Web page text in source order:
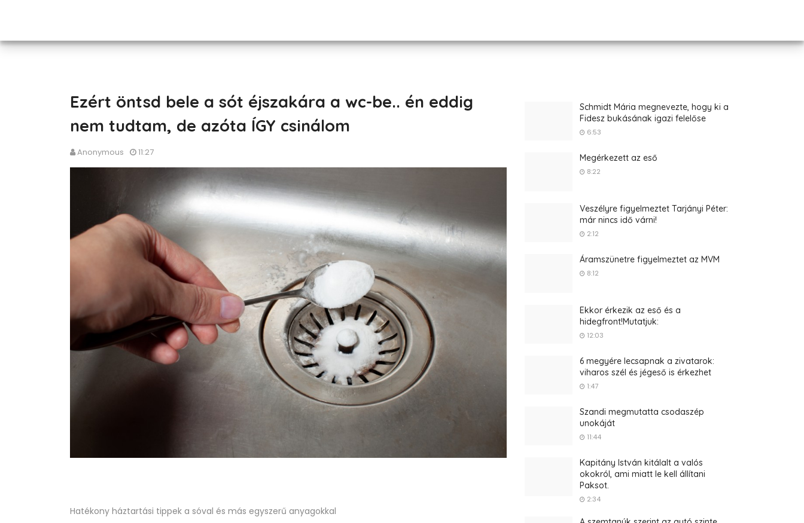
Ezért öntsd bele a sót éjszakára a wc-be.. én eddig
nem tudtam, de azóta ÍGY csinálom
Anonymous 11:27
Hatékony háztartási tippek a sóval és más egyszerű anyagokkal
Schmidt Mária megnevezte, hogy ki a
Fidesz bukásának igazi felelőse
6:53
Megérkezett az eső
8:22
Veszélyre figyelmeztet Tarjányi Péter:
már nincs idő várni!
2:12
Áramszünetre figyelmeztet az MVM
8:12
Ekkor érkezik az eső és a
hidegfront!Mutatjuk:
12:03
6 megyére lecsapnak a zivatarok:
viharos szél és jégeső is érkezhet
1:47
Szandi megmutatta csodaszép
unokáját
11:44
Kapitány István kitálalt a valós
okokról, ami miatt le kell állítani
Paksot.
2:34